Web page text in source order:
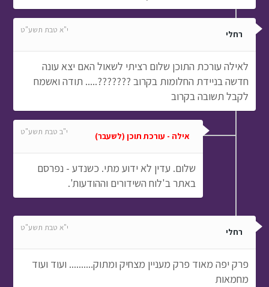
רחלי י"א טבת תשע"ט
לאילה עורכת התוכן שלום רציתי לשאול האם יצא עונה
חדשה בניידת החלומות בקרוב ???????..... תודה ואשמח
לקבל תשובה בקרוב
אילה - עורכת תוכן (לשעבר) י"ב טבת תשע"ט
שלום. עדין לא ידוע מתי. כשנדע - נפרסם
באתר ב'לוח השידורים וההודעות'.
רחלי י"א טבת תשע"ט
פרק יפה מאוד פרק מעניין מצחיק ומתוק.......... ועוד ועוד
מחמאות